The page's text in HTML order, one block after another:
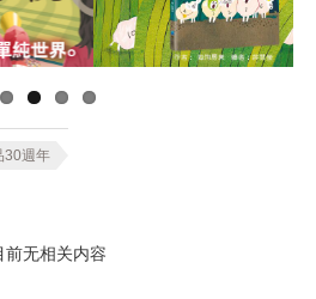
30週年
前无相关内容